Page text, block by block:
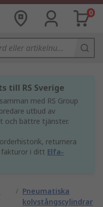
0
till RS Sverige
med RS Group
utbud av
och bättre tjänster.
returnera
i ditt Elfa-
/ Pneumatiska
kolvstångscylindrar